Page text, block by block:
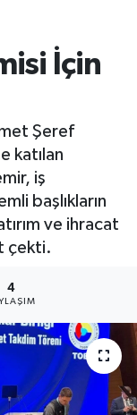
İçin
Şeref
katılan
iş
başlıkların
ve ihracat
çekti.
4